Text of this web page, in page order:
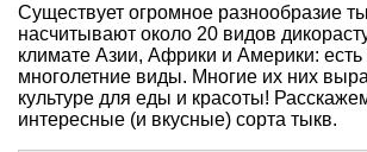
Существует огромное разнообразие
насчитывают около 20 видов
климате Азии, Африки и Америки: есть
многолетние виды. Многие их них
культуре для еды и красоты!
интересные (и вкусные) сорта тыкв.